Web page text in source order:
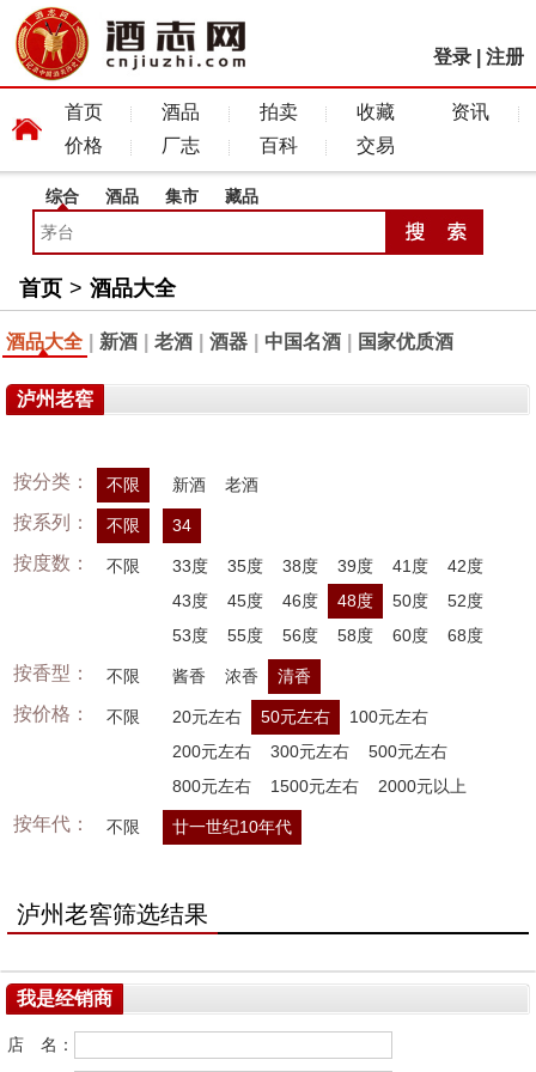
登录 注册
首页 酒品 拍卖 收藏
资讯
价格
厂志 百科 交易
综合 酒品 集市 藏品
首页 > 酒品大全
酒品大全 新酒 老酒 酒器 中国名酒 国家优质酒
泸州老窖
按分类： 不限 新酒 老酒
按系列： 不限 34
按度数： 不限 33度 35度 38度 39度 41度
42度
43度
45度 46度 48度 50度
52度
53度
55度 56度 58度 60度 68度
按香型： 不限 酱香 浓香 清香
按价格： 不限 20元左右 50元左右
100元左右
200元左右
300元左右
500元左右
800元左右
1500元左右 2000元以上
按年代： 不限 廿一世纪10年代
泸州老窖筛选结果
我是经销商
店 名：